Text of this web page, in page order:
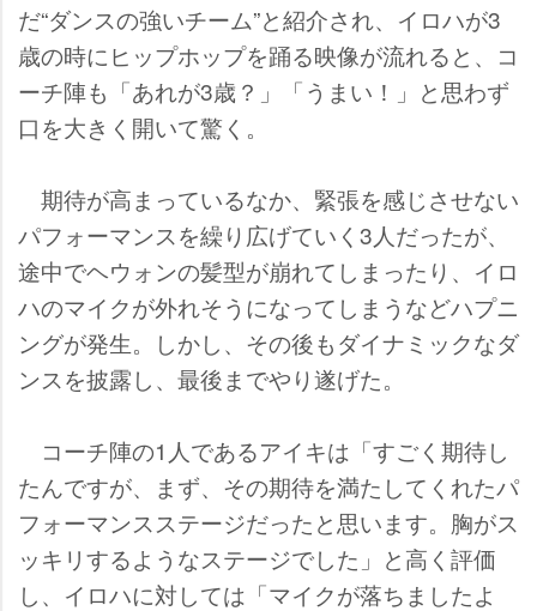
だ“ダンスの強いチーム”と紹介され、イロハが3
歳の時にヒップホップを踊る映像が流れると、コ
ーチ陣も「あれが3歳？」「うまい！」と思わず
口を大きく開いて驚く。
期待が高まっているなか、緊張を感じさせない
パフォーマンスを繰り広げていく3人だったが、
途中でヘウォンの髪型が崩れてしまったり、イロ
ハのマイクが外れそうになってしまうなどハプニ
ングが発生。しかし、その後もダイナミックなダ
ンスを披露し、最後までやり遂げた。
コーチ陣の1人であるアイキは「すごく期待し
たんですが、まず、その期待を満たしてくれたパ
フォーマンスステージだったと思います。胸がス
ッキリするようなステージでした」と高く評価
し、イロハに対しては「マイクが落ちましたよ